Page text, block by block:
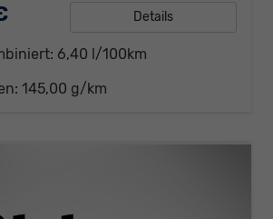
Details
6,40 l/100km
145,00 g/km